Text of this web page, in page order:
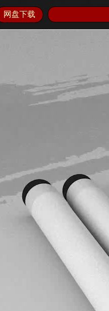
网盘下载
【一剑凌云】-【外传篇